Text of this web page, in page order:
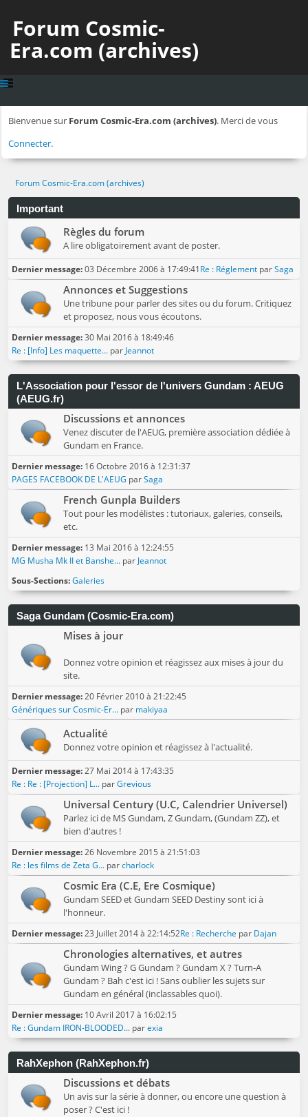
Forum Cosmic-
Era.com (archives)
Bienvenue sur Forum Cosmic-Era.com (archives). Merci de vous
Connecter.
Forum Cosmic-Era.com (archives)
Important
Règles du forum
A lire obligatoirement avant de poster.
Dernier message:03 Décembre 2006 à 17:49:41Re : Réglement parSaga
Annonces et Suggestions
Une tribune pour parler des sites ou du forum. Critiquez
et proposez, nous vous écoutons.
Dernier message:30 Mai 2016 à 18:49:46
Re : [Info] Les maquette... par Jeannot
L'Association pour l'essor de l'univers Gundam : AEUG
(AEUG.fr)
Discussions et annonces
Venez discuter de l'AEUG, première association dédiée à
Gundam en France.
Dernier message: 16 Octobre 2016 à 12:31:37
PAGES FACEBOOK DE L'AEUG parSaga
French Gunpla Builders
Tout pour les modélistes : tutoriaux, galeries, conseils,
etc.
Dernier message: 13 Mai 2016 à 12:24:55
MG Musha Mk II et Banshe... par Jeannot
Sous-Sections Galeries
Saga Gundam (Cosmic-Era.com)
Mises à jour
Donnez votre opinion et réagissez aux mises à jour du
site.
Dernier message:20 Février 2010 à 21:22:45
Génériques sur Cosmic-Er... par makiyaa
Actualité
Donnez votre opinion et réagissez à l'actualité.
Dernier message:27 Mai 2014 à 17:43:35
Re : Re : [Projection] L... parGrevious
Universal Century (U.C, Calendrier Universel)
Parlez ici de MS Gundam, Z Gundam, (Gundam ZZ), et
bien d'autres !
Dernier message:26 Novembre 2015 à 21:51:03
Re : les films de Zeta G... parcharlock
Cosmic Era (C.E, Ere Cosmique)
Gundam SEED et Gundam SEED Destiny sont ici à
l'honneur.
Dernier message:23 Juillet 2014 à 22:14:52Re : Recherche par Dajan
Chronologies alternatives, et autres
Gundam Wing ? G Gundam ? Gundam X ? Turn-A
Gundam ? Bah c'est ici ! Sans oublier les sujets sur
Gundam en général (inclassables quoi).
Dernier message: 10 Avril 2017 à 16:02:15
Re : Gundam IRON-BLOODED... parexia
RahXephon (RahXephon.fr)
Discussions et débats
Un avis sur la série à donner, ou encore une question à
poser ? C'est ici !